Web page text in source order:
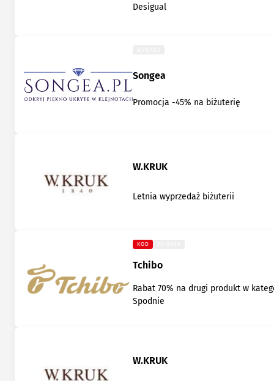
Desigual
Songea
Promocja -45% na biżuterię
W.KRUK
Letnia wyprzedaż biżuterii
KOD
Tchibo
Rabat 70% na drugi produkt w
Spodnie
W.KRUK